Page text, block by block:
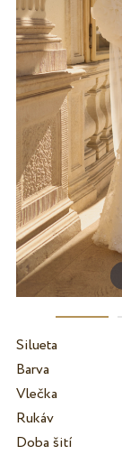
Silueta
Barva
Vlečka
Rukáv
Doba šití